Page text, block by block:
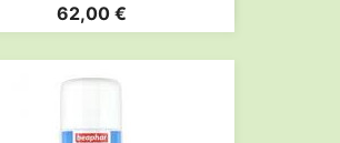
Prix
62,00 €